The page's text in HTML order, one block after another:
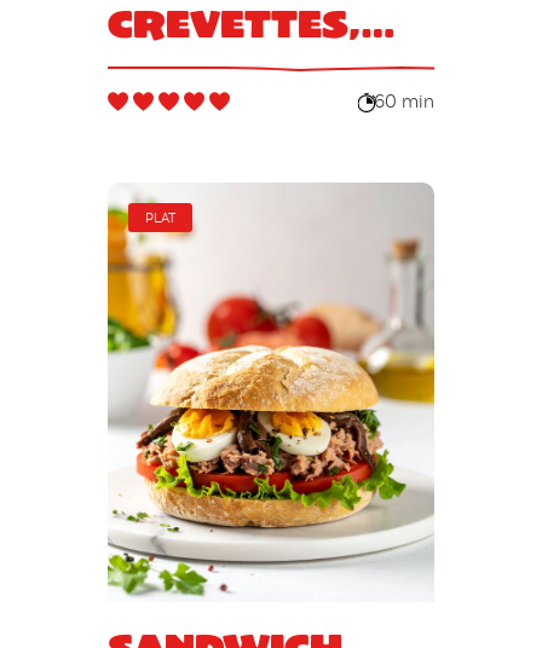
crevettes,
madeleines
au parmesan
60 min
PLAT